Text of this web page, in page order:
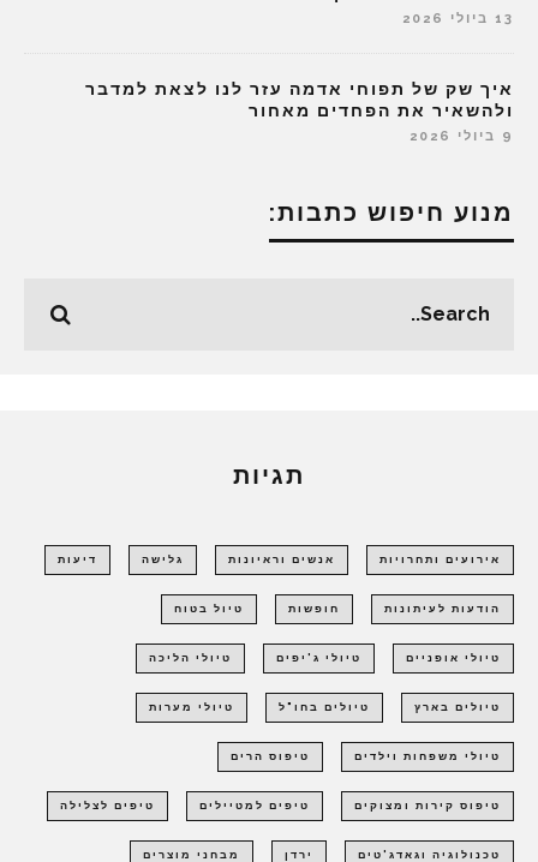
13 ביולי 2026
איך שק של תפוחי אדמה עזר לנו לצאת למדבר
ולהשאיר את הפחדים מאחור
9 ביולי 2026
מנוע חיפוש כתבות:
תגיות
אירועים ותחרויות אנשים וראיונות גלישה דיעות
הודעות לעיתונות חופשות טיול בטוח
טיולי אופניים טיולי ג'יפים טיולי הליכה
טיולים בארץ טיולים בחו"ל טיולי מערות
טיולי משפחות וילדים טיפוס הרים
טיפוס קירות ומצוקים טיפים למטיילים טיפים לצלילה
טכנולוגיה וגאדג'טים ירדן מבחני מוצרים